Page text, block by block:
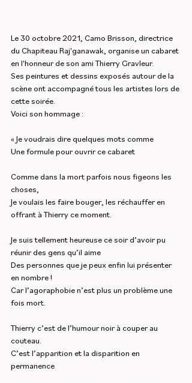
Le 30 octobre 2021, Camo Brisson, directrice
du Chapiteau Raj'ganawak, organise un cabaret
en l'honneur de son ami Thierry Gravleur.
Ses peintures et dessins exposés autour de la
scène ont accompagné tous les artistes lors de
cette soirée.
Voici son hommage :
« Je voudrais dire quelques mots comme
Une formule pour ouvrir ce cabaret
Comme dans la mort parfois nous figeons les
choses,
Je voulais les faire bouger, les réchauffer en
offrant à Thierry ce moment.
Je suis tellement heureuse ce soir d’avoir pu
réunir des gens qu’il aime
Des personnes que je peux enfin lui présenter
en nombre !
Car l’agoraphobie n’est plus un problème une
fois mort.
Thierry c’est de l’humour noir à couper au
couteau.
C’est l’apparition et la disparition en
permanence